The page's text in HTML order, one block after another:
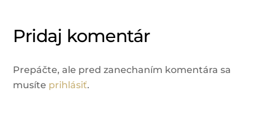
Pridaj komentár
Prepáčte, ale pred zanechaním komentára sa
musíte prihlásiť.